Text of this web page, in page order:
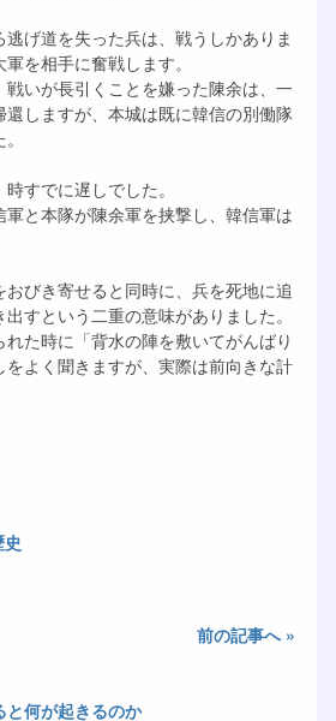
逃げ道を失った兵は、戦うしかありま
を相手に奮戦します。
いが長引くことを嫌った陳余は、一
しますが、本城は既に韓信の別働隊
すでに遅しでした。
と本隊が陳余軍を挟撃し、韓信軍は
びき寄せると同時に、兵を死地に追
すという二重の意味がありました。
た時に「背水の陣を敷いてがんばり
をよく聞きますが、実際は前向きな計
史
前の記事へ »
何が起きるのか